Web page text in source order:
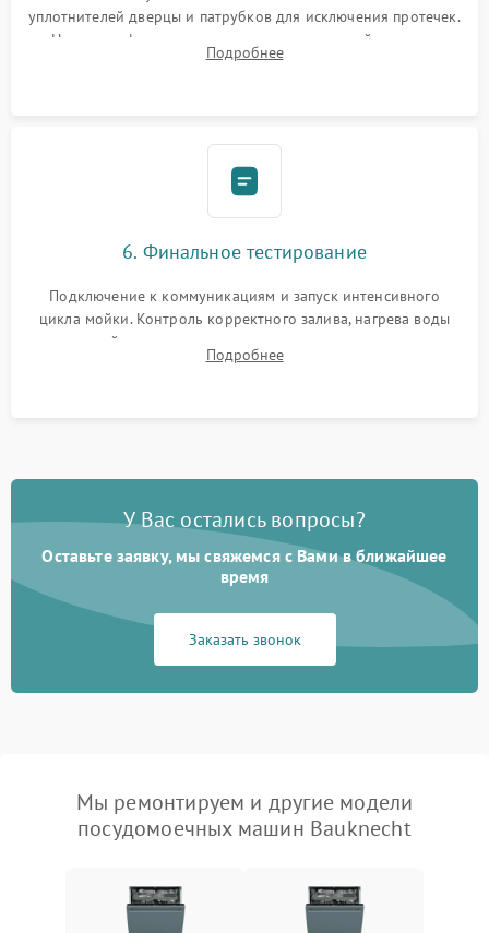
уплотнителей дверцы и патрубков для исключения протечек.
Надежная фиксация хомутов гидравлической системы,
сборка корпуса и установка датчика поплавка.
Подробнее
6. Финальное тестирование
Подключение к коммуникациям и запуск интенсивного
цикла мойки. Контроль корректного залива, нагрева воды
до нужной температуры, отсутствия посторонних шумов,
штатного слива и абсолютной сухости в поддоне.
Подробнее
У Вас остались вопросы?
Оставьте заявку, мы свяжемся с Вами в ближайшее
время
Заказать звонок
Мы ремонтируем и другие модели
посудомоечных машин Bauknecht